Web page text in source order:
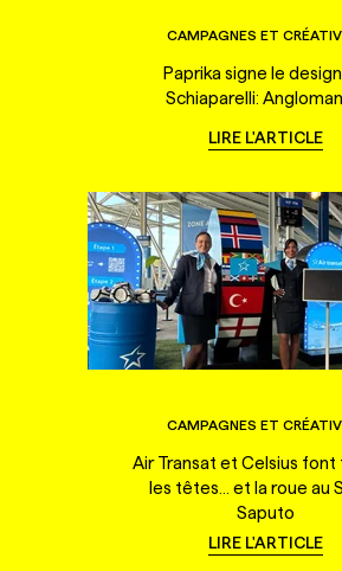
CAMPAGNES ET
Paprika signe le
Schiaparelli:
LIRE L'ARTICLE
CAMPAGNES ET
Air Transat et Celsius font
les têtes... et la roue au
Saputo
LIRE L'ARTICLE